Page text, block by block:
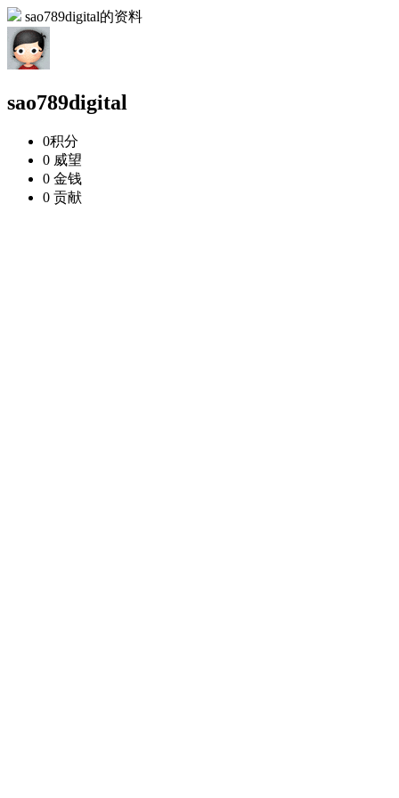
sao789digital的资料
sao789digital
0积分
0 威望
0 金钱
0 贡献